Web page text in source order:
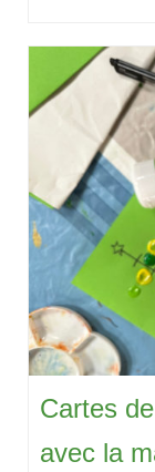
Cartes
avec la